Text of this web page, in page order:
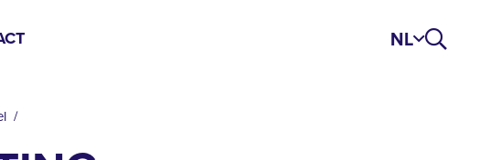
NL